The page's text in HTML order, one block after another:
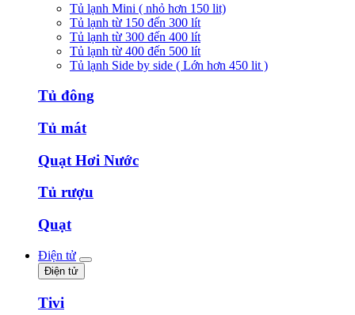
Tủ lạnh Mini ( nhỏ hơn 150 lit)
Tủ lạnh từ 150 đến 300 lít
Tủ lạnh từ 300 đến 400 lít
Tủ lạnh từ 400 đến 500 lít
Tủ lạnh Side by side ( Lớn hơn 450 lit )
Tủ đông
Tủ mát
Quạt Hơi Nước
Tủ rượu
Quạt
Điện tử
Điện tử
Tivi